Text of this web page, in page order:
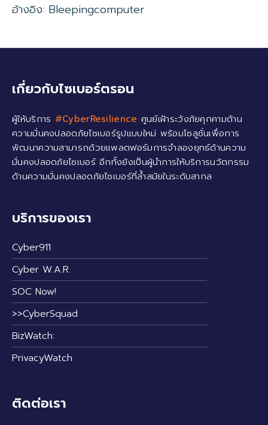
อ้างอิง: Bleepingcomputer
เกี่ยวกับไซเบอร์ตรอน
ผู้ให้บริการ #CyberResilience ศูนย์เฝ้าระวังภัยคุกคามด้าน
ความมั่นคงปลอดภัยไซเบอร์รูปแบบใหม่ พร้อมโซลูชั่นเพื่อการ
พัฒนาความสามารถด้วยแพลตฟอร์มการจำลองยุทธ์ด้านความ
มั่นคงปลอดภัยไซเบอร์ อีกทั้งยังเป็นผู้นำการให้บริการนวัตกรรม
ด้านความมั่นคงปลอดภัยไซเบอร์ที่ล้ำสมัยในระดับสากล
บริการของเรา
Cyber911
Cyber W.A.R.
SOC Now!
>>CyberSquad
BizWatch:
PrivacyWatch
ติดต่อเรา